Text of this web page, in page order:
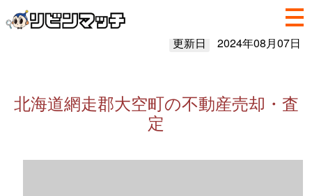
更新日 2024年08月07日
北海道網走郡大空町の不動産売却・査
定